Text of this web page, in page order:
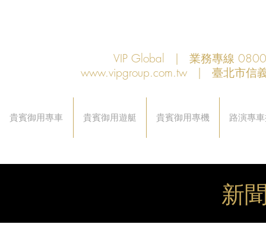
VIP Global | 業務專線
www.vipgroup.com.tw | 臺北市信
貴賓御用專車 貴賓御用遊艇 貴賓御用專機 路演專
新